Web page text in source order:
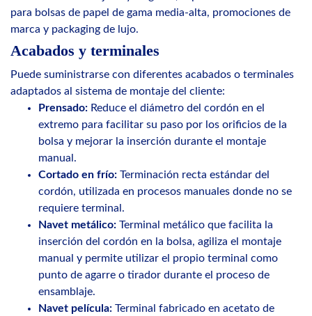
para bolsas de papel de gama media-alta, promociones de
marca y packaging de lujo.
Acabados y terminales
Puede suministrarse con diferentes acabados o terminales
adaptados al sistema de montaje del cliente:
Prensado: Reduce el diámetro del cordón en el
extremo para facilitar su paso por los orificios de la
bolsa y mejorar la inserción durante el montaje
manual.
Cortado en frío: Terminación recta estándar del
cordón, utilizada en procesos manuales donde no se
requiere terminal.
Navet metálico: Terminal metálico que facilita la
inserción del cordón en la bolsa, agiliza el montaje
manual y permite utilizar el propio terminal como
punto de agarre o tirador durante el proceso de
ensamblaje.
Navet película: Terminal fabricado en acetato de